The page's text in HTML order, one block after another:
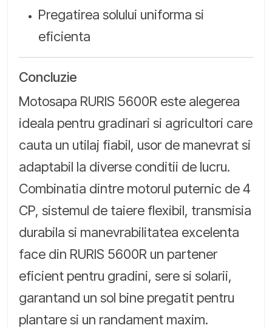
Pregatirea solului uniforma si
eficienta
Concluzie
Motosapa RURIS 5600R este alegerea
ideala pentru gradinari si agricultori care
cauta un utilaj fiabil, usor de manevrat si
adaptabil la diverse conditii de lucru.
Combinatia dintre motorul puternic de 4
CP, sistemul de taiere flexibil, transmisia
durabila si manevrabilitatea excelenta
face din RURIS 5600R un partener
eficient pentru gradini, sere si solarii,
garantand un sol bine pregatit pentru
plantare si un randament maxim.